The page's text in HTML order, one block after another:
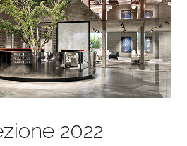
2022